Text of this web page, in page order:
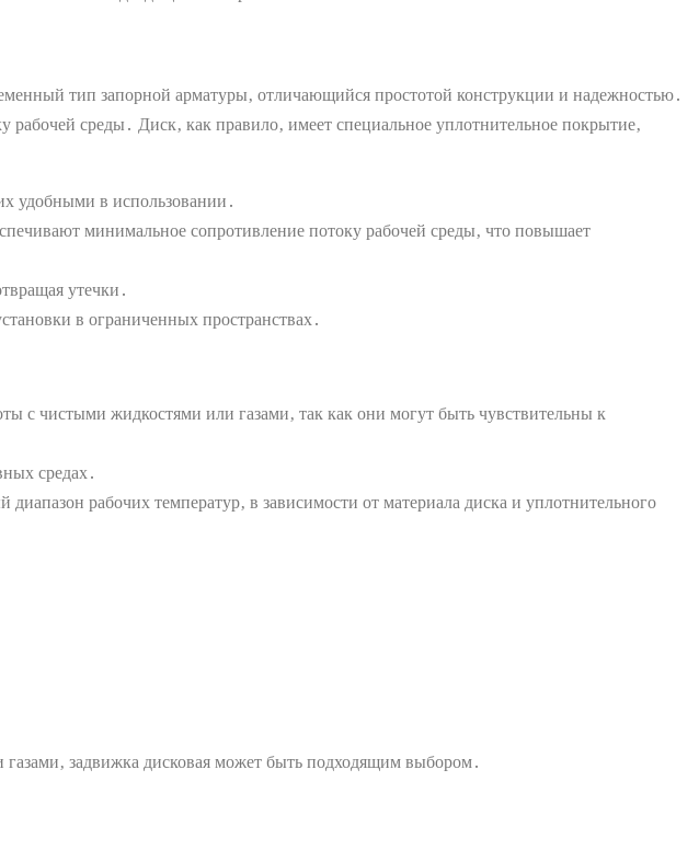
тип запорной арматуры‚ отличающийся простотой конструкции и надежностью․
среды․ Диск‚ как правило‚ имеет специальное уплотнительное покрытие‚
удобными в использовании․
минимальное сопротивление потоку рабочей среды‚ что повышает
утечки․
в ограниченных пространствах․
с чистыми жидкостями или газами‚ так как они могут быть чувствительны к
средах․
рабочих температур‚ в зависимости от материала диска и уплотнительного
задвижка дисковая может быть подходящим выбором․